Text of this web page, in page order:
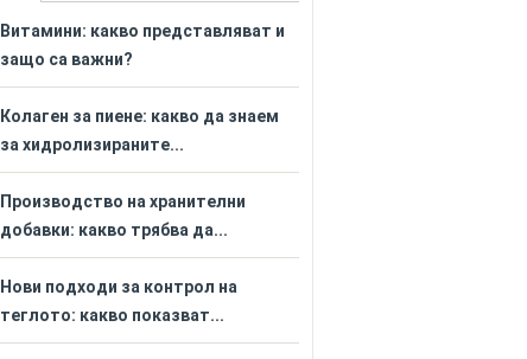
Витамини: какво представляват и
защо са важни?
Колаген за пиене: какво да знаем
за хидролизираните...
Производство на хранителни
добавки: какво трябва да...
Нови подходи за контрол на
теглото: какво показват...